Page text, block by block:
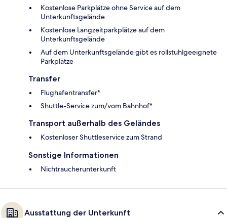
Kostenlose Parkplätze ohne Service auf dem
Unterkunftsgelände
Kostenlose Langzeitparkplätze auf dem
Unterkunftsgelände
Auf dem Unterkunftsgelände gibt es rollstuhlgeeignete
Parkplätze
Transfer
Flughafentransfer*
Shuttle-Service zum/vom Bahnhof*
Transport außerhalb des Geländes
Kostenloser Shuttleservice zum Strand
Sonstige Informationen
Nichtraucherunterkunft
Ausstattung der Unterkunft